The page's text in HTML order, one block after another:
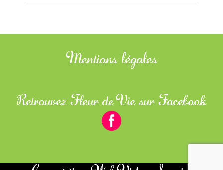
Mentions légales
Retrouvez Fleur de Vie sur Facebook